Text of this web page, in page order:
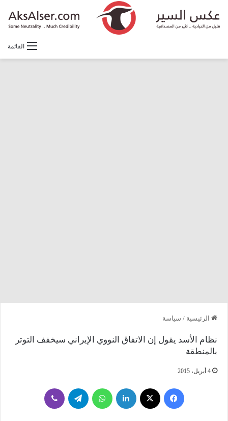
القائمة
الرئيسية / سياسة
نظام الأسد يقول إن الاتفاق النووي الإيراني سيخفف التوتر
بالمنطقة
4 أبريل، 2015
فيسبوك لينكدإن واتساب تيلقرام